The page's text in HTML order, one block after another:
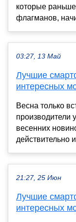
которые
флагманов,
03:27, 13 Май
Лучшие
интересных
Весна только
производители
весенних
действительно
21:27, 25 Июн
Лучшие
интересных